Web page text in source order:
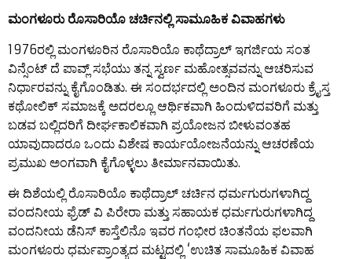
ಮಂಗಳೂರು ರೊಸಾರಿಯೊ ಚರ್ಚಿನಲ್ಲಿ ಸಾಮೂಹಿಕ ವಿವಾಹಗಳು
1976ರಲ್ಲಿ ಮಂಗಳೂರಿನ ರೊಸಾರಿಯೊ ಕಾಥೆದ್ರಾಲ್ ಇಗರ್ಜಿಯ ಸಂತ
ವಿನ್ಸೆಂಟ್ ದೆ ಪಾವ್ಲ್ ಸಭೆಯು ತನ್ನ ಸ್ವರ್ಣ ಮಹೋತ್ಸವವನ್ನು ಆಚರಿಸುವ
ನಿರ್ಧಾರವನ್ನು ಕೈಗೊಂಡಿತು. ಈ ಸಂದರ್ಭದಲ್ಲಿ ಅಂದಿನ ಮಂಗಳೂರು ಕ್ರೈಸ್ತ
ಕಥೋಲಿಕ್ ಸಮಾಜಕ್ಕೆ ಅದರಲ್ಲೂ ಆರ್ಥಿಕವಾಗಿ ಹಿಂದುಳಿದವರಿಗೆ ಮತ್ತು
ಬಡವ ಬಲ್ಲಿದರಿಗೆ ದೀರ್ಘಕಾಲಿಕವಾಗಿ ಪ್ರಯೋಜನ ಬೀಳುವಂತಹ
ಯಾವುದಾದರೂ ಒಂದು ವಿಶೇಷ ಕಾರ್ಯಯೋಜನೆಯನ್ನು ಆಚರಣೆಯ
ಪ್ರಮುಖ ಅಂಗವಾಗಿ ಕೈಗೊಳ್ಳಲು ತೀರ್ಮಾನವಾಯಿತು.
ಈ ದಿಶೆಯಲ್ಲಿ ರೊಸಾರಿಯೊ ಕಾಥೆದ್ರಾಲ್ ಚರ್ಚಿನ ಧರ್ಮಗುರುಗಳಾಗಿದ್ದ
ವಂದನೀಯ ಫ್ರೆಡ್ ವಿ ಪಿರೇರಾ ಮತ್ತು ಸಹಾಯಕ ಧರ್ಮಗುರುಗಳಾಗಿದ್ದ
ವಂದನೀಯ ಡೆನಿಸ್ ಕಾಸ್ತೆಲಿನೊ ಇವರ ಗಂಭೀರ ಚಿಂತನೆಯ ಫಲವಾಗಿ
ಮಂಗಳೂರು ಧರ್ಮಪ್ರಾಂತ್ಯದ ಮಟ್ಟದಲ್ಲಿ ‘ಉಚಿತ ಸಾಮೂಹಿಕ ವಿವಾಹ